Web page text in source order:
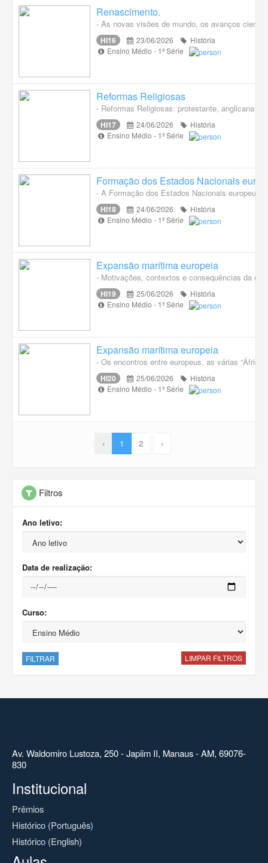
Renascimento.
- As novas visões de mundo, os avanços
HI16 23/06/2026
História
Ensino Médio - 1ª Série
Reformas Religiosas
- Reformas Religiosas: protestante, anglicana e
HI17 24/06/2026
História
Ensino Médio - 1ª Série
Formação dos Estados Nacionais
- A Formação dos Estados Nacionais
HI18 24/06/2026
História
Ensino Médio - 1ª Série
Expansão marítima europeia
- Motivações, contextos e consequências da
HI19 25/06/2026
História
Ensino Médio - 1ª Série
Expansão marítima europeia
- Os encontros entre europeus, as várias
HI20 25/06/2026
História
Ensino Médio - 1ª Série
‹ 1 2 ›
Filtros
Ano letivo:
Data de realização:
Curso:
FILTRAR LIMPAR FILTROS
Av. Waldomiro Lustoza, 250 - Japiim II, Manaus - AM, 69076-
830
Institucional
Prêmios
Histórico (Português)
Histórico (English)